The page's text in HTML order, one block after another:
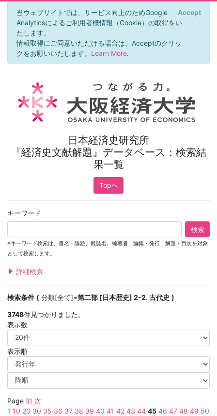
当ウェブサイトでは、サービス向上のためGoogle
Analyticsによるご利用者様情報（Cookie）の取得をい
たします。
情報取得にご同意いただける場合は、Acceptのクリッ
クをお願いいたします。 Learn More.
Accept
日本経済史研究所
『経済史文献解題』データベース：検索結
果一覧
Topへ
キーワード
検索
※キーワード検索は、書名・論題、雑誌名、編著者、編集・発行、解題・目次を対象
として検索します。
詳細検索
検索条件 分類[全て]=第二部 [日本歴史] 2-2. 古代史
3748件見つかりました。
表示数
表示順
Page 前 次
1 10 20 30 35 36 37 38 39 40 41 42 43 44 45 46 47 48 49 50
×